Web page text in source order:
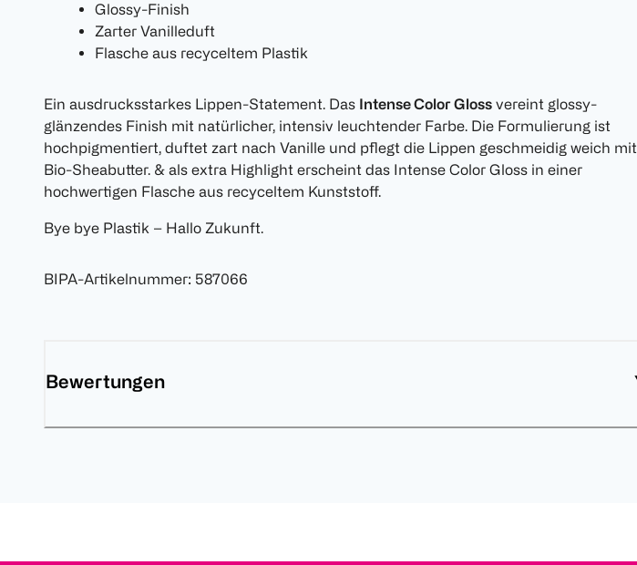
Glossy-Finish
Zarter Vanilleduft
Flasche aus recyceltem Plastik
Ein ausdrucksstarkes Lippen-Statement. Das Intense Color Gloss vereint glossy-
glänzendes Finish mit natürlicher, intensiv leuchtender Farbe. Die Formulierung ist
hochpigmentiert, duftet zart nach Vanille und pflegt die Lippen geschmeidig weich mit
Bio-Sheabutter. & als extra Highlight erscheint das Intense Color Gloss in einer
hochwertigen Flasche aus recyceltem Kunststoff.
Bye bye Plastik – Hallo Zukunft.
BIPA-Artikelnummer: 587066
Bewertungen